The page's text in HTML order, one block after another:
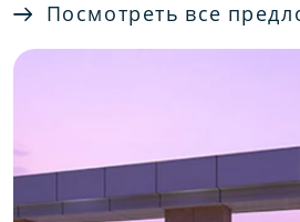
Посмотреть все